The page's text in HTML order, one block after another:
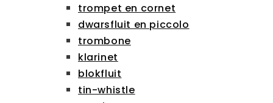
trompet en cornet
dwarsfluit en piccolo
trombone
klarinet
blokfluit
tin-whistle